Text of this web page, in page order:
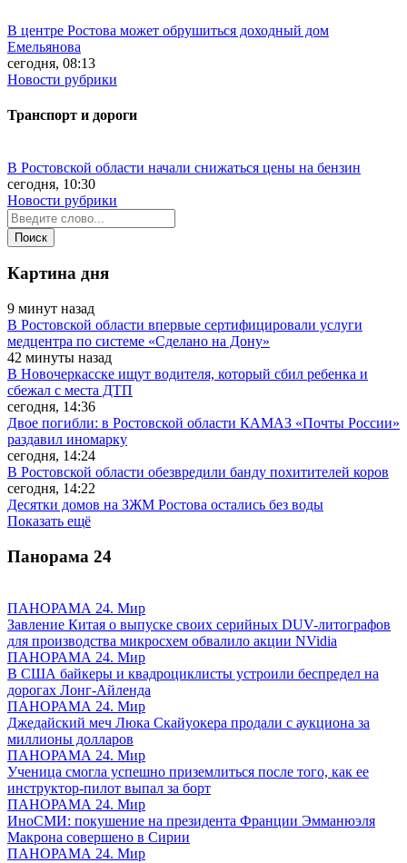
В центре Ростова может обрушиться доходный дом
Емельянова
сегодня, 08:13
Новости рубрики
Транспорт и дороги
В Ростовской области начали снижаться цены на бензин
сегодня, 10:30
Новости рубрики
Картина дня
9 минут назад
В Ростовской области впервые сертифицировали услуги
медцентра по системе «Сделано на Дону»
42 минуты назад
В Новочеркасске ищут водителя, который сбил ребенка и
сбежал с места ДТП
сегодня, 14:36
Двое погибли: в Ростовской области КАМАЗ «Почты России»
раздавил иномарку
сегодня, 14:24
В Ростовской области обезвредили банду похитителей коров
сегодня, 14:22
Десятки домов на ЗЖМ Ростова остались без воды
Показать ещё
Панорама 24
ПАНОРАМА 24. Мир
Завление Китая о выпуске своих серийных DUV-литографов
для производства микросхем обвалило акции NVidia
ПАНОРАМА 24. Мир
В США байкеры и квадроциклисты устроили беспредел на
дорогах Лонг-Айленда
ПАНОРАМА 24. Мир
Джедайский меч Люка Скайуокера продали с аукциона за
миллионы долларов
ПАНОРАМА 24. Мир
Ученица смогла успешно приземлиться после того, как ее
инструктор-пилот выпал за борт
ПАНОРАМА 24. Мир
ИноСМИ: покушение на президента Франции Эмманюэля
Макрона совершено в Сирии
ПАНОРАМА 24. Мир